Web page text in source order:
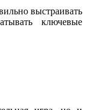
выстраивать
ключевые